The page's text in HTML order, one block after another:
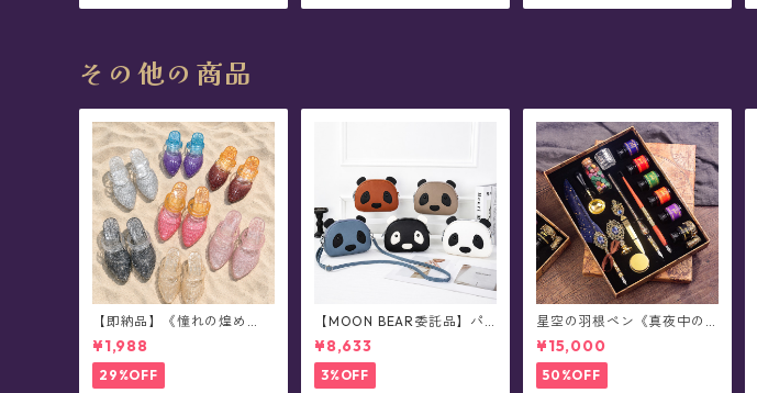
その他の商品
【即納品】《憧れの煌め
き》スタージェリージュエ
ル・サンダル(全7色)
¥1,988
29%OFF
【MOON BEAR委託品】パ
ンダさん・レザーショルダ
ーバッグ/ポシェット
¥8,633
3%OFF
星空の羽根ペン《真夜中の6
彩星魔法団》ガラスペン・
インクセット(シーリングス
タンプ付き/全8色)0011
¥15,000
50%OFF